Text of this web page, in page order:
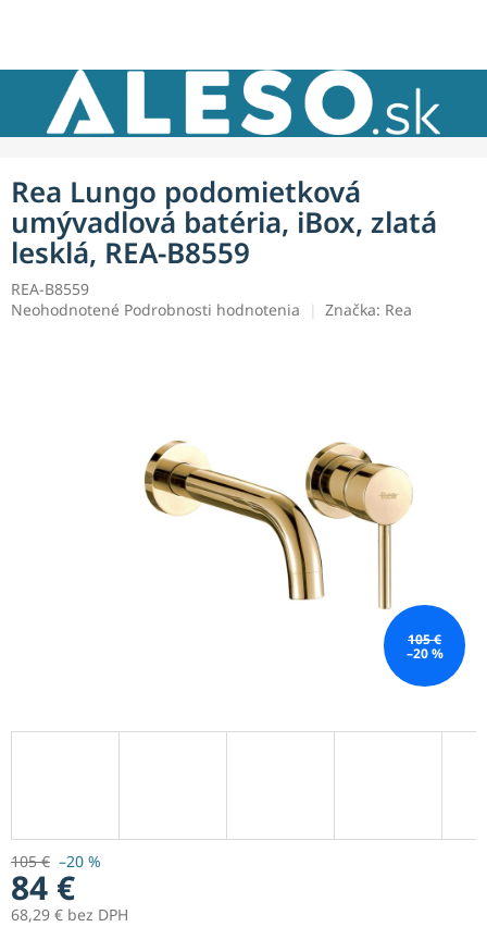
Rea Lungo podomietková
umývadlová batéria, iBox, zlatá
lesklá, REA-B8559
REA-B8559
Priemerné
Neohodnotené Podrobnosti hodnotenia Značka: Rea
105 €
–20 %
105 € –20 %
84 €
68,29 € bez DPH